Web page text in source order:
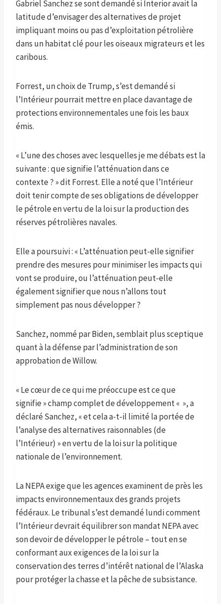
Gabriel Sanchez se sont demandé si Interior avait la
latitude d’envisager des alternatives de projet
impliquant moins ou pas d’exploitation pétrolière
dans un habitat clé pour les oiseaux migrateurs et les
caribous.
Forrest, un choix de Trump, s’est demandé si
l’Intérieur pourrait mettre en place davantage de
protections environnementales une fois les baux
émis.
« L’une des choses avec lesquelles je me débats est la
suivante : que signifie l’atténuation dans ce
contexte ? » dit Forrest. Elle a noté que l’Intérieur
doit tenir compte de ses obligations de développer
le pétrole en vertu de la loi sur la production des
réserves pétrolières navales.
Elle a poursuivi : « L’atténuation peut-elle signifier
prendre des mesures pour minimiser les impacts qui
vont se produire, ou l’atténuation peut-elle
également signifier que nous n’allons tout
simplement pas nous développer ?
Sanchez, nommé par Biden, semblait plus sceptique
quant à la défense par l’administration de son
approbation de Willow.
« Le cœur de ce qui me préoccupe est ce que
signifie » champ complet de développement « », a
déclaré Sanchez, « et cela a-t-il limité la portée de
l’analyse des alternatives raisonnables (de
l’Intérieur) » en vertu de la loi sur la politique
nationale de l’environnement.
La NEPA exige que les agences examinent de près les
impacts environnementaux des grands projets
fédéraux. Le tribunal s’est demandé lundi comment
l’Intérieur devrait équilibrer son mandat NEPA avec
son devoir de développer le pétrole – tout en se
conformant aux exigences de la loi sur la
conservation des terres d’intérêt national de l’Alaska
pour protéger la chasse et la pêche de subsistance.